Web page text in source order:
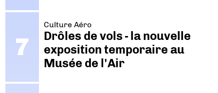
Culture Aéro
Drôles de vols - la nouvelle
exposition temporaire au
Musée de l'Air